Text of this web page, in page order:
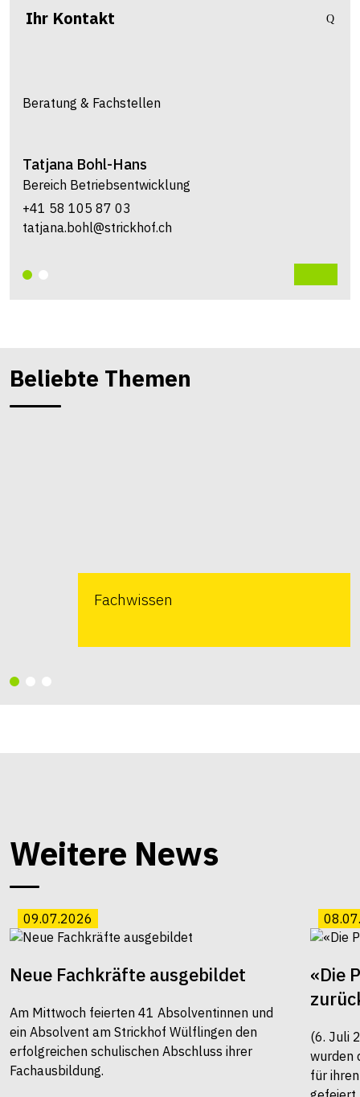
Ihr Kontakt
Beratung & Fachstellen
Tatjana Bohl-Hans
Bereich Betriebsentwicklung
+41 58 105 87 03
tatjana.bohl@strickhof.ch
Beliebte Themen
Fachwissen
Weitere News
09.07.2026
Neue Fachkräfte ausgebildet
Am Mittwoch feierten 41 Absolventinnen und
ein Absolvent am Strickhof Wülflingen den
erfolgreichen schulischen Abschluss ihrer
Fachausbildung.
«Die
(6. Juli
wurden
für